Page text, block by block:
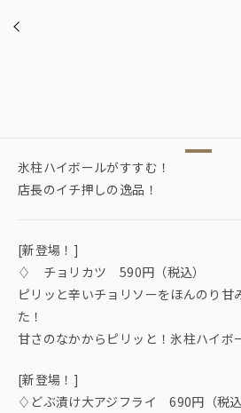
氷柱ハイボールがすすむ！
店長のイチ押しの逸品！
[新登場！]
♢ チョリカツ 590円（税込）
ピリッと辛いチョリソーをほんのり甘
た！
甘さのなかからピリッと！氷柱ハイボ
[新登場！]
♢どぶ漬け大アジフライ 690円（税込